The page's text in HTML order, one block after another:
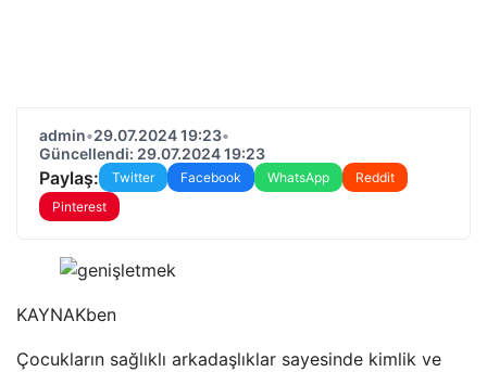
admin•29.07.2024 19:23•
Güncellendi: 29.07.2024 19:23
Paylaş: Twitter Facebook WhatsApp
Reddit
Pinterest
KAYNAKben
Çocukların sağlıklı arkadaşlıklar sayesinde kimlik ve